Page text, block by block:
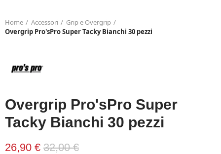
Home Accessori
Grip e Overgrip
Overgrip Pro'sPro Super Tacky Bianchi 30 pezzi
Overgrip Pro'sPro Super
Tacky Bianchi 30 pezzi
26,90 € 32,00 €